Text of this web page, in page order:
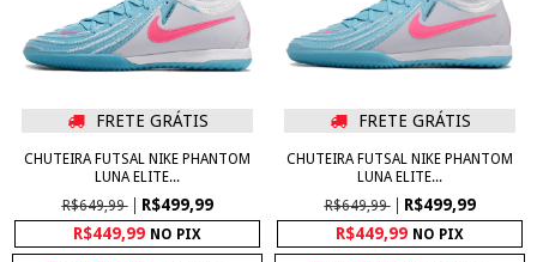
FRETE GRÁTIS
CHUTEIRA FUTSAL NIKE PHANTOM
LUNA ELITE...
R$649,99
R$499,99
R$449,99 NO PIX
FRETE GRÁTIS
CHUTEIRA FUTSAL NIKE PHANTOM
LUNA ELITE...
R$649,99
R$499,99
R$449,99 NO PIX